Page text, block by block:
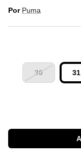
Por Puma
30 31